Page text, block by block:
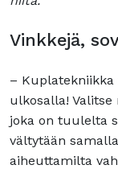
Vinkkejä,
–
ulkosalla!
joka on tuulelta
vältytään
aiheuttamilta